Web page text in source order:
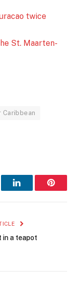
twice
St. Maarten-
Caribbean
LinkedIn
in a teapot